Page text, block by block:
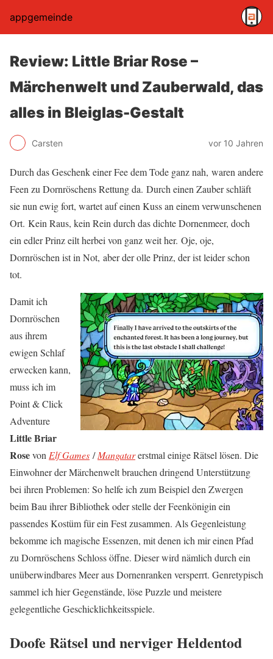
appgemeinde
Review: Little Briar Rose –
Märchenwelt und Zauberwald, das
alles in Bleiglas-Gestalt
Carsten vor 10 Jahren
Durch das Geschenk einer Fee dem Tode ganz nah, waren andere
Feen zu Dornröschens Rettung da. Durch einen Zauber schläft
sie nun ewig fort, wartet auf einen Kuss an einem verwunschenen
Ort. Kein Raus, kein Rein durch das dichte Dornenmeer, doch
ein edler Prinz eilt herbei von ganz weit her. Oje, oje,
Dornröschen ist in Not, aber der olle Prinz, der ist leider schon
tot.
Damit ich
Dornröschen
aus ihrem
ewigen Schlaf
erwecken kann,
muss ich im
Point & Click
Adventure
Little Briar
Rosevon Elf Games /Mangatarerstmal einige Rätsel lösen. Die
Einwohner der Märchenwelt brauchen dringend Unterstützung
bei ihren Problemen: So helfe ich zum Beispiel den Zwergen
beim Bau ihrer Bibliothek oder stelle der Feenkönigin ein
passendes Kostüm für ein Fest zusammen. Als Gegenleistung
bekomme ich magische Essenzen, mit denen ich mir einen Pfad
zu Dornröschens Schloss öffne. Dieser wird nämlich durch ein
unüberwindbares Meer aus Dornenranken versperrt. Genretypisch
sammel ich hier Gegenstände, löse Puzzle und meistere
gelegentliche Geschicklichkeitsspiele.
Doofe Rätsel und nerviger Heldentod